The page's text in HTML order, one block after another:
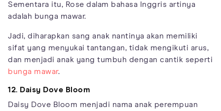
Sementara itu, Rose dalam bahasa Inggris artinya
adalah bunga mawar.
Jadi, diharapkan sang anak nantinya akan memiliki
sifat yang menyukai tantangan, tidak mengikuti arus,
dan menjadi anak yang tumbuh dengan cantik seperti
bunga mawar.
12. Daisy Dove Bloom
Daisy Dove Bloom menjadi nama anak perempuan